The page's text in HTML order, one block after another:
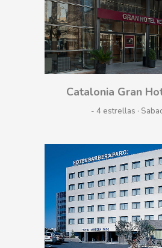
Catalonia Gran
- 4 estrellas ·